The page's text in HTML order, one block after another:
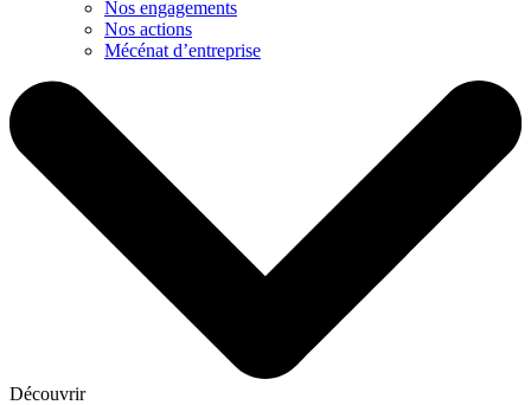
Nos engagements
Nos actions
Mécénat d’entreprise
Découvrir